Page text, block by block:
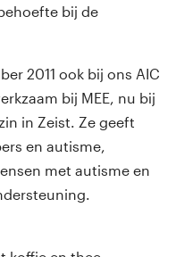
bij de
2011 ook bij ons AIC
bij MEE, nu bij
in Zeist. Ze geeft
en autisme,
met autisme en